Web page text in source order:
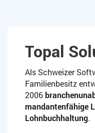
Topal
Als Schweizer
Familienbesitz
2006
mandantenfähige
Lohnbuchhaltung.